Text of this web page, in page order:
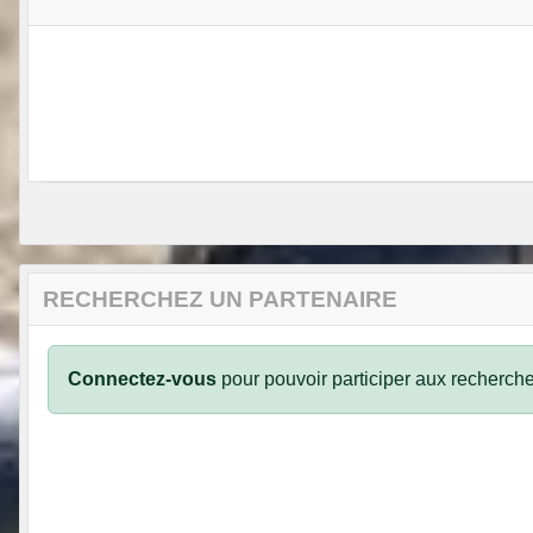
RECHERCHEZ UN PARTENAIRE
Connectez-vous pour pouvoir participer aux